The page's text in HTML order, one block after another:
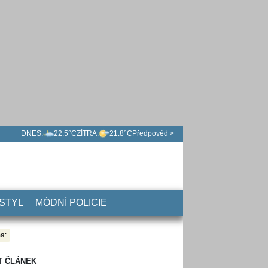
DNES: 22.5°CZÍTRA: 21.8°C Předpověd >
MÓDNÍ POLICIE
ČLÁNEK